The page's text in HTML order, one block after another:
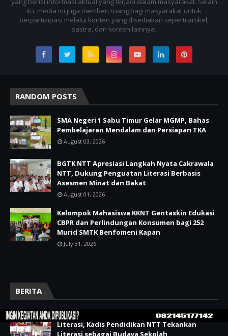
itu, media ini juga memberi ruang bagi masyarakat untuk
berpartisipasi melalui konten yang disediakan seperti artikel,
sastra, dan konten lainnya.
RANDOM POSTS
SMA Negeri 1 Sabu Timur Gelar MGMP, Bahas
Pembelajaran Mendalam dan Persiapan TKA
August 03, 2026
BGTK NTT Apresiasi Langkah Nyata Cakrawala
NTT, Dukung Penguatan Literasi Berbasis
Asesmen Minat dan Bakat
August 01, 2026
Kelompok Mahasiswa KKNT Gentaskin Edukasi
CBPR dan Perlindungan Konsumen bagi 252
Murid SMTK Benfomeni Kapan
July 31, 2026
BERITA
SMKS Swakarsa Ruteng Gelar Workshop
Literasi, Kadis Pendidikan NTT Tekankan
Literasi sebagai Budaya Sekolah